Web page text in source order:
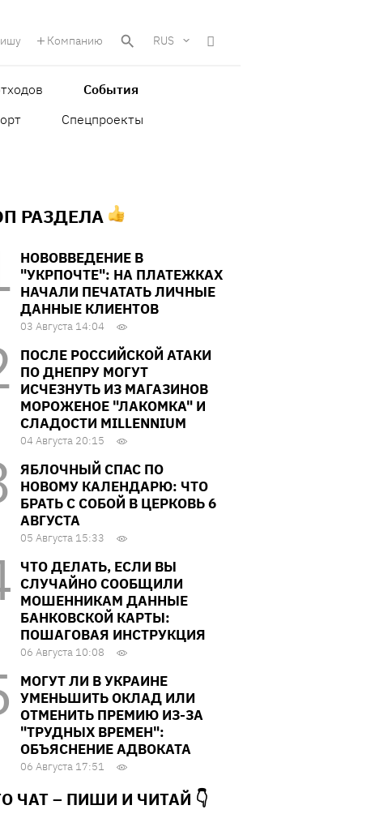
Компанию RUS
События
Спецпроекты
РАЗДЕЛА
НОВОВВЕДЕНИЕ В
"УКРПОЧТЕ": НА ПЛАТЕЖКАХ
НАЧАЛИ ПЕЧАТАТЬ ЛИЧНЫЕ
ДАННЫЕ КЛИЕНТОВ
03 Августа 14:04
ПОСЛЕ РОССИЙСКОЙ АТАКИ
ПО ДНЕПРУ МОГУТ
ИСЧЕЗНУТЬ ИЗ МАГАЗИНОВ
МОРОЖЕНОЕ "ЛАКОМКА" И
СЛАДОСТИ MILLENNIUM
04 Августа 20:15
ЯБЛОЧНЫЙ СПАС ПО
НОВОМУ КАЛЕНДАРЮ: ЧТО
БРАТЬ С СОБОЙ В ЦЕРКОВЬ 6
АВГУСТА
05 Августа 15:33
ЧТО ДЕЛАТЬ, ЕСЛИ ВЫ
СЛУЧАЙНО СООБЩИЛИ
МОШЕННИКАМ ДАННЫЕ
БАНКОВСКОЙ КАРТЫ:
ПОШАГОВАЯ ИНСТРУКЦИЯ
06 Августа 10:08
МОГУТ ЛИ В УКРАИНЕ
УМЕНЬШИТЬ ОКЛАД ИЛИ
ОТМЕНИТЬ ПРЕМИЮ ИЗ-ЗА
"ТРУДНЫХ ВРЕМЕН":
ОБЪЯСНЕНИЕ АДВОКАТА
06 Августа 17:51
ЧАТ – ПИШИ И ЧИТАЙ 👇